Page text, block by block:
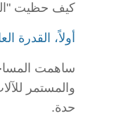
كيف حظيت
أولاً، القدرة
ساهمت
والمستمر
حدة.